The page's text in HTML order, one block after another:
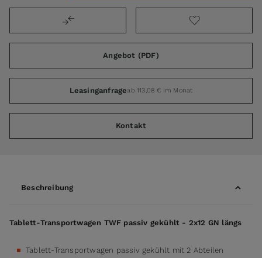
Angebot (PDF)
Leasinganfrageab 113,08 € im Monat
Kontakt
Beschreibung
Tablett-Transportwagen TWF passiv gekühlt - 2x12 GN längs
Tablett-Transportwagen passiv gekühlt mit 2 Abteilen